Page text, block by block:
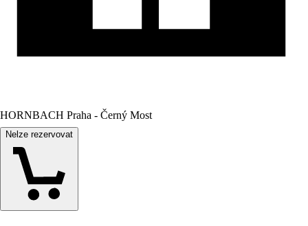
HORNBACH Praha - Černý Most
Nelze rezervovat